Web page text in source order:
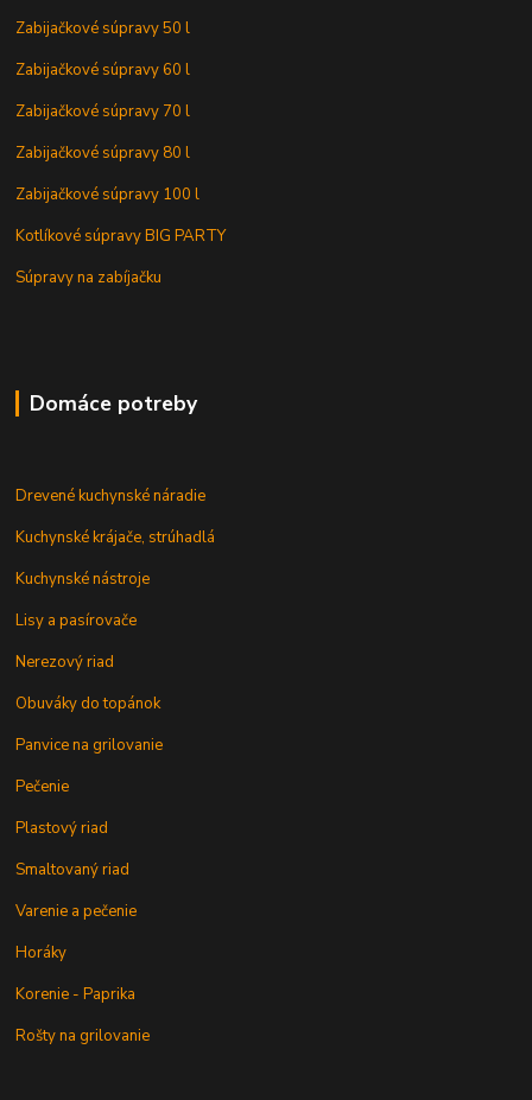
Zabijačkové súpravy 50 l
Zabijačkové súpravy 60 l
Zabijačkové súpravy 70 l
Zabijačkové súpravy 80 l
Zabijačkové súpravy 100 l
Kotlíkové súpravy BIG PARTY
Súpravy na zabíjačku
Domáce potreby
Drevené kuchynské náradie
Kuchynské krájače, strúhadlá
Kuchynské nástroje
Lisy a pasírovače
Nerezový riad
Obuváky do topánok
Panvice na grilovanie
Pečenie
Plastový riad
Smaltovaný riad
Varenie a pečenie
Horáky
Korenie - Paprika
Rošty na grilovanie